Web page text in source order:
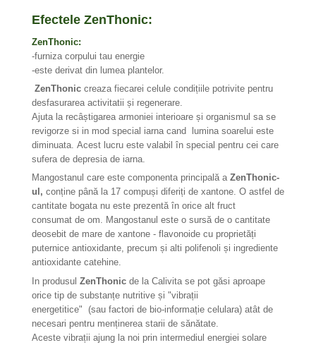
Efectele ZenThonic:
ZenThonic:
-furniza corpului tau energie
-este derivat din lumea plantelor.
ZenThonic creaza fiecarei celule condițiile potrivite pentru
desfasurarea activitatii și regenerare.
Ajuta la recâștigarea armoniei interioare și organismul sa se
revigorze si in mod special iarna cand lumina soarelui este
diminuata. Acest lucru este valabil în special pentru cei care
sufera de depresia de iarna.
Mangostanul care este componenta principală a ZenThonic-
ul, conține până la 17 compuși diferiți de xantone. O astfel de
cantitate bogata nu este prezentă în orice alt fruct
consumat de om. Mangostanul este o sursă de o cantitate
deosebit de mare de xantone - flavonoide cu proprietăți
puternice antioxidante, precum și alti polifenoli și ingrediente
antioxidante catehine.
In produsul ZenThonic de la Calivita se pot găsi aproape
orice tip de substanțe nutritive și "vibrații
energetitice" (sau factori de bio-informație celulara) atât de
necesari pentru menținerea starii de sănătate.
Aceste vibrații ajung la noi prin intermediul energiei solare